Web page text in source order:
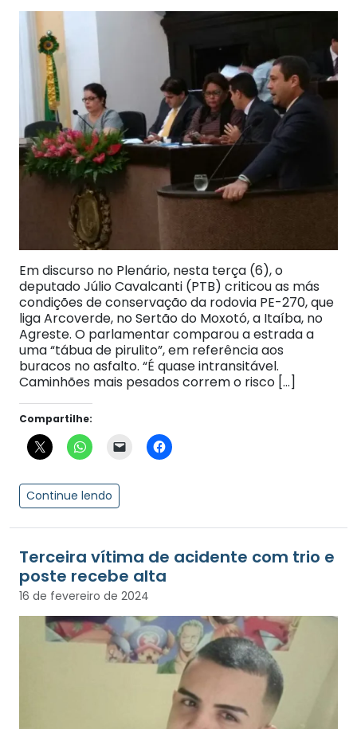
Em discurso no Plenário, nesta terça (6), o
deputado Júlio Cavalcanti (PTB) criticou as más
condições de conservação da rodovia PE-270, que
liga Arcoverde, no Sertão do Moxotó, a Itaíba, no
Agreste. O parlamentar comparou a estrada a
uma “tábua de pirulito”, em referência aos
buracos no asfalto. “É quase intransitável.
Caminhões mais pesados correm o risco […]
Compartilhe:
Continue lendo
Terceira vítima de acidente com trio e
poste recebe alta
16 de fevereiro de 2024